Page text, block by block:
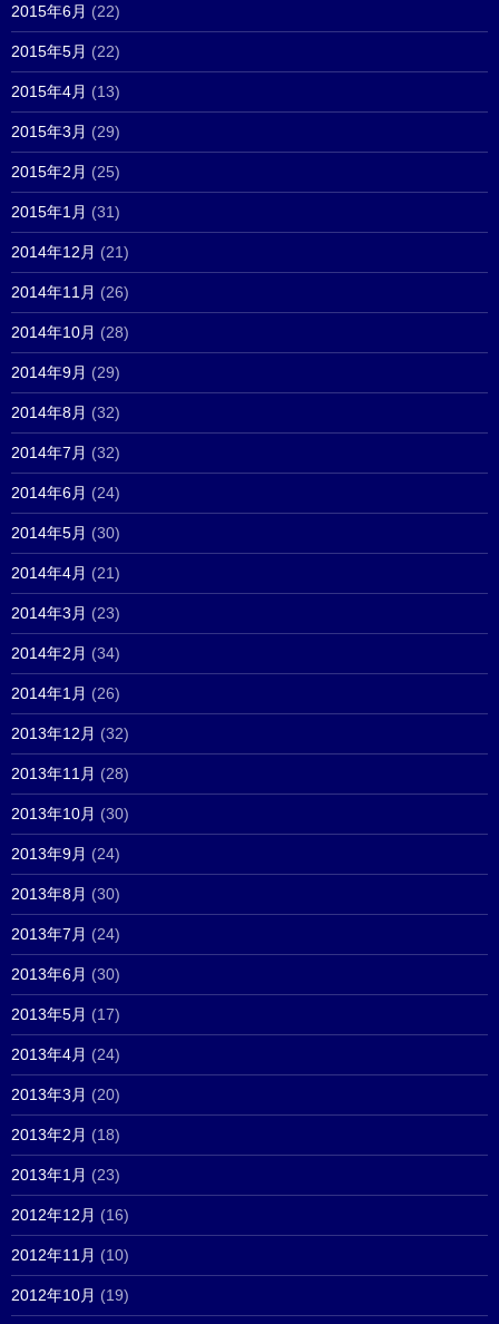
2015年6月 (22)
2015年5月 (22)
2015年4月 (13)
2015年3月 (29)
2015年2月 (25)
2015年1月 (31)
2014年12月 (21)
2014年11月 (26)
2014年10月 (28)
2014年9月 (29)
2014年8月 (32)
2014年7月 (32)
2014年6月 (24)
2014年5月 (30)
2014年4月 (21)
2014年3月 (23)
2014年2月 (34)
2014年1月 (26)
2013年12月 (32)
2013年11月 (28)
2013年10月 (30)
2013年9月 (24)
2013年8月 (30)
2013年7月 (24)
2013年6月 (30)
2013年5月 (17)
2013年4月 (24)
2013年3月 (20)
2013年2月 (18)
2013年1月 (23)
2012年12月 (16)
2012年11月 (10)
2012年10月 (19)